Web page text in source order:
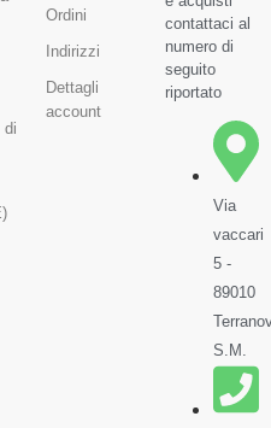
di
Ordini
Indirizzi
Dettagli
account
contattaci al
numero di
seguito
riportato
Via
vaccari
5 -
89010
S.M.